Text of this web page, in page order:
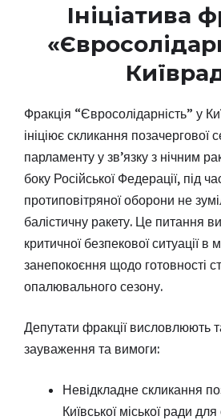
Ініціатива
Фракція “Євросолідарність” у
ініціює скликання позачергової
парламенту у зв’язку з нічним
боку Російської Федерації, під
протиповітряної оборони не
балістичну ракету. Це питання
критичної безпекової ситуації в
занепокоєння щодо готовності
опалювального сезону.
Депутати фракції висловлюють
зауваження та вимоги:
Невідкладне скликання
Київської міської ради